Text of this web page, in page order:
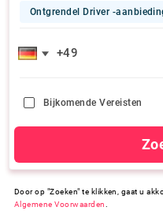
Ontgrendel Driver -
Bijkomende Vereisten
Door op "Zoeken" te klikken, gaat u
Algemene Voorwaarden